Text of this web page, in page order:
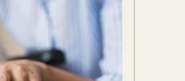
تحلیل فیلم
شیوانا